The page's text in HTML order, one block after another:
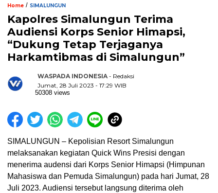
Home / SIMALUNGUN
Kapolres Simalungun Terima
Audiensi Korps Senior Himapsi,
“Dukung Tetap Terjaganya
Harkamtibmas di Simalungun”
WASPADA INDONESIA - Redaksi
Jumat, 28 Juli 2023 - 17:29 WIB
50308 views
SIMALUNGUN – Kepolisian Resort Simalungun
melaksanakan kegiatan Quick Wins Presisi dengan
menerima audensi dari Korps Senior Himapsi (Himpunan
Mahasiswa dan Pemuda Simalungun) pada hari Jumat, 28
Juli 2023. Audiensi tersebut langsung diterima oleh